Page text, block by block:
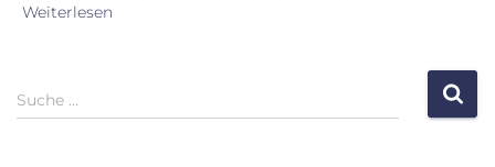
Weiterlesen
S
u
Suche …